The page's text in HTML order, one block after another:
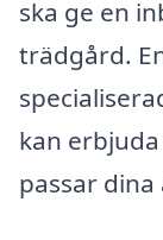
ska ge en
trädgård.
kan
passar